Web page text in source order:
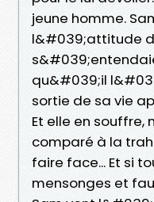
jeune homme.
l&#039;attitude
qu&#039;il
sortie de sa vie
Et elle en
comparé à la
faire face... Et si
mensonges et